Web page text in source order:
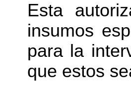
Esta
insumos
para la
que estos